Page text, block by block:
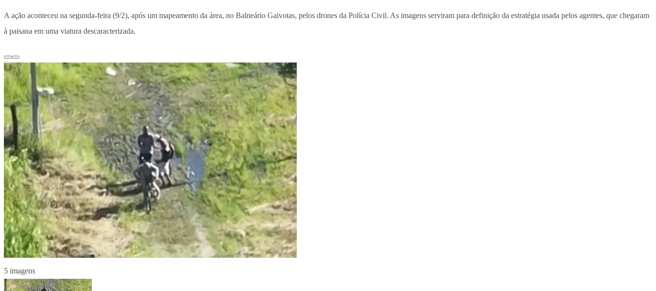
A ação aconteceu na segunda-feira (9/2), após um mapeamento da área, no Balneário Gaivotas, pelos drones da Polícia Civil. As imagens serviram para definição da estratégia usada pelos agentes, que chegaram
à paisana em uma viatura descaracterizada.
5 imagens